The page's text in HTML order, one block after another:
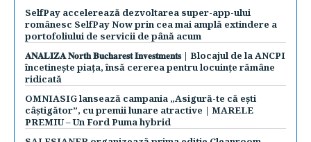
SelfPay accelerează dezvoltarea super-app-ului
românesc SelfPay Now prin cea mai amplă extindere a
portofoliului de servicii de până acum
𝐀𝐍𝐀𝐋𝐈𝐙𝐀 𝐍𝐨𝐫𝐭𝐡 𝐁𝐮𝐜𝐡𝐚𝐫𝐞𝐬𝐭 𝐈𝐧𝐯𝐞𝐬𝐭𝐦𝐞𝐧𝐭𝐬 | Blocajul de la ANCPI
încetinește piața, însă cererea pentru locuințe rămâne
ridicată
OMNIASIG lansează campania „Asigură-te că ești
câștigător”, cu premii lunare atractive | MARELE
PREMIU – Un Ford Puma hybrid